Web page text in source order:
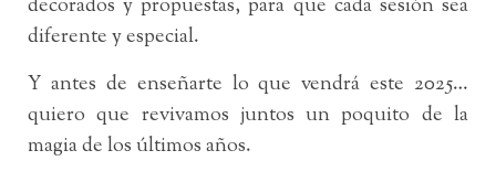
decorados y propuestas, para que cada sesión sea
diferente y especial.
Y antes de enseñarte lo que vendrá este 2025…
quiero que revivamos juntos un poquito de la
magia de los últimos años.